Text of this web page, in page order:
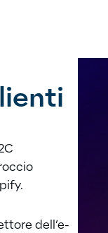
dell’e-